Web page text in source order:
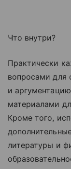
Что внутри?
Практически
вопросами для
и
материалами
Кроме того,
литературы и